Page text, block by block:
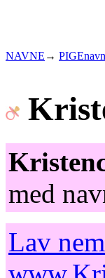
NAVNE →
med
Lav